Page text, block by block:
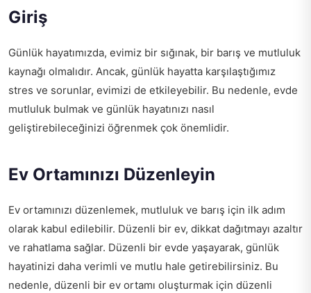
Giriş
Günlük hayatımızda, evimiz bir sığınak, bir barış ve mutluluk
kaynağı olmalıdır. Ancak, günlük hayatta karşılaştığımız
stres ve sorunlar, evimizi de etkileyebilir. Bu nedenle, evde
mutluluk bulmak ve günlük hayatınızı nasıl
geliştirebileceğinizi öğrenmek çok önemlidir.
Ev Ortamınızı Düzenleyin
Ev ortamınızı düzenlemek, mutluluk ve barış için ilk adım
olarak kabul edilebilir. Düzenli bir ev, dikkat dağıtmayı azaltır
ve rahatlama sağlar. Düzenli bir evde yaşayarak, günlük
hayatinizi daha verimli ve mutlu hale getirebilirsiniz. Bu
nedenle, düzenli bir ev ortamı oluşturmak için düzenli